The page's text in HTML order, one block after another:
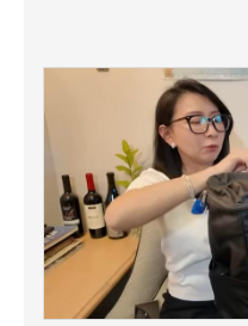
スマホと通信の最新トレンド
進化するPCとデバイスの未来
好きが集まる 比べて選べる
ビジネスと働き方のヒント
AI活用のいまが分かる